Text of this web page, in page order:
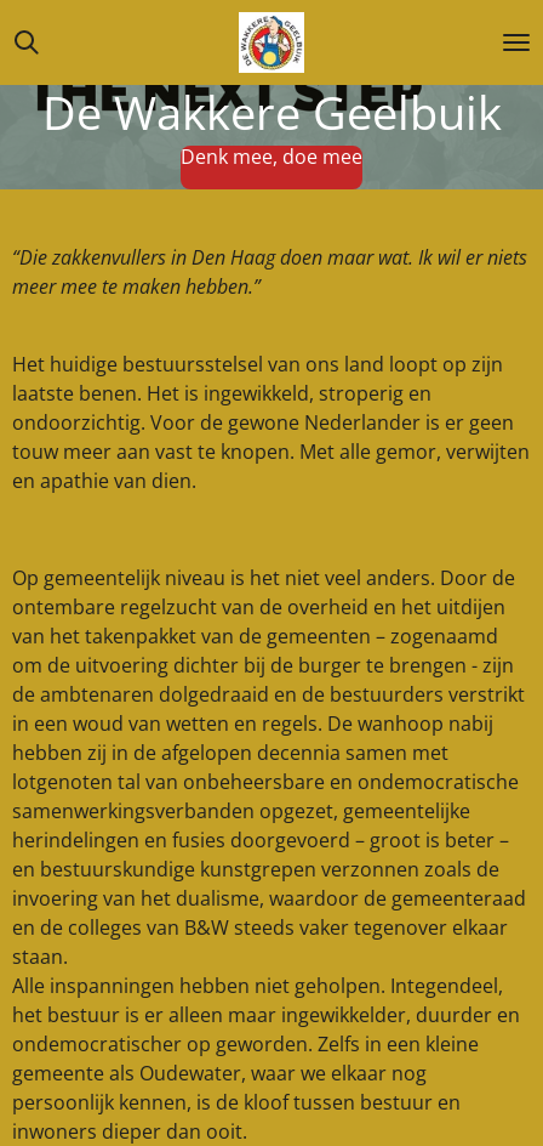
direct
naarDe Wakkere Geelbuik
Denk mee, doe mee
“Die zakkenvullers in Den Haag doen maar wat. Ik wil er niets
meer mee te maken hebben.”
Het huidige bestuursstelsel van ons land loopt op zijn
laatste benen. Het is ingewikkeld, stroperig en
ondoorzichtig. Voor de gewone Nederlander is er geen
touw meer aan vast te knopen. Met alle gemor, verwijten
en apathie van dien.
Op gemeentelijk niveau is het niet veel anders. Door de
ontembare regelzucht van de overheid en het uitdijen
van het takenpakket van de gemeenten – zogenaamd
om de uitvoering dichter bij de burger te brengen - zijn
de ambtenaren dolgedraaid en de bestuurders verstrikt
in een woud van wetten en regels. De wanhoop nabij
hebben zij in de afgelopen decennia samen met
lotgenoten tal van onbeheersbare en ondemocratische
samenwerkingsverbanden opgezet, gemeentelijke
herindelingen en fusies doorgevoerd – groot is beter –
en bestuurskundige kunstgrepen verzonnen zoals de
invoering van het dualisme, waardoor de gemeenteraad
en de colleges van B&W steeds vaker tegenover elkaar
staan.
Alle inspanningen hebben niet geholpen. Integendeel,
het bestuur is er alleen maar ingewikkelder, duurder en
ondemocratischer op geworden. Zelfs in een kleine
gemeente als Oudewater, waar we elkaar nog
persoonlijk kennen, is de kloof tussen bestuur en
inwoners dieper dan ooit.